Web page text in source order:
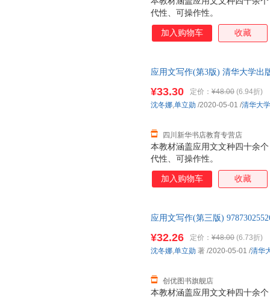
代性、可操作性。
加入购物车 收藏
应用文写作(第3版) 清华大学出
本教材涵盖应用文文种四十余
代性、可操作性。
¥33.30 定价： ¥48.00 (6.94折)
四川新华书店教育专营店
沈冬娜,单立勋 /2020-05-01 /清华大
加入购物车 收藏
应用文写作(第三版)
本教材涵盖应用文文种四十余
¥32.26 定价： ¥48.00 (6.73折)
创优图书旗舰店
沈冬娜,单立勋 著 /2020-05-01 /清华